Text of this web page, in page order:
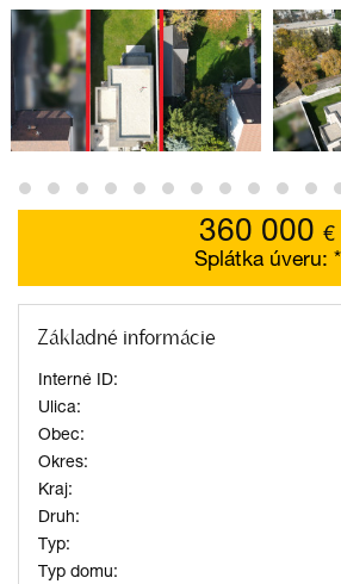
360 000 €
Splátka úveru: *
Základné informácie
Interné ID:
Ulica:
Obec:
Okres:
Kraj:
Druh:
Typ:
Typ domu: